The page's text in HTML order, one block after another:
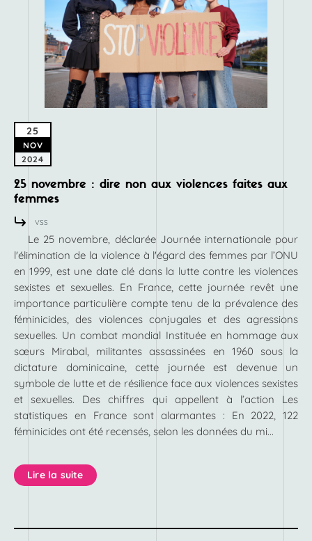
25
NOV
2024
25 novembre : dire non aux violences faites aux
femmes
VSS
Le 25 novembre, déclarée Journée internationale pour
l'élimination de la violence à l'égard des femmes par l’ONU
en 1999, est une date clé dans la lutte contre les violences
sexistes et sexuelles. En France, cette journée revêt une
importance particulière compte tenu de la prévalence des
féminicides, des violences conjugales et des agressions
sexuelles. Un combat mondial Instituée en hommage aux
sœurs Mirabal, militantes assassinées en 1960 sous la
dictature dominicaine, cette journée est devenue un
symbole de lutte et de résilience face aux violences sexistes
et sexuelles. Des chiffres qui appellent à l’action Les
statistiques en France sont alarmantes : En 2022, 122
féminicides ont été recensés, selon les données du mi...
Lire la suite